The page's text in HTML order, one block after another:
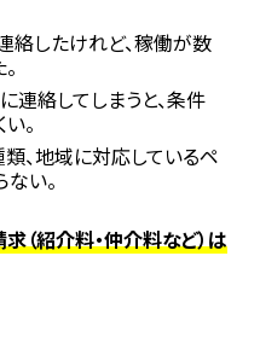
絡したけれど、稼働が数
連絡してしまうと、条件
。
、地域に対応しているペ
い。
（紹介料・仲介料など）は